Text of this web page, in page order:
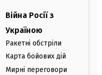
Війна Росії з
Україною
Ракетні обстріли
Карта бойових дій
Мирні переговори